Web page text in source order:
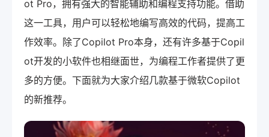
ot Pro，拥有强大的智能辅助和编程支持功能。借助
这一工具，用户可以轻松地编写高效的代码，提高工
作效率。除了Copilot Pro本身，还有许多基于Copil
ot开发的小软件也相继面世，为编程工作者提供了更
多的方便。下面就为大家介绍几款基于微软Copilot
的新推荐。